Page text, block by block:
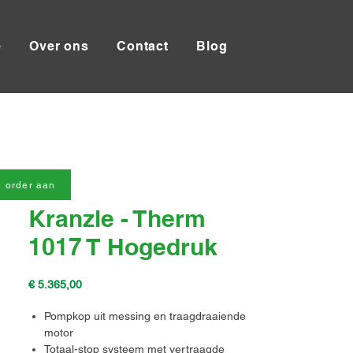
Over ons Contact Blog
Kranzle - Therm
1017 T Hogedruk
€ 5.365,00Prijs
Pompkop uit messing en traagdraaiende
motor
Totaal-stop systeem met vertraagde
order aan